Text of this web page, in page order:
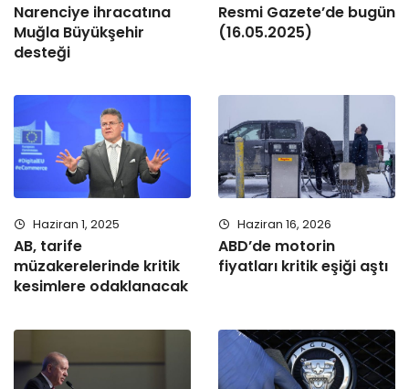
Narenciye ihracatına
Muğla Büyükşehir
desteği
Resmi Gazete’de bugün
(16.05.2025)
Haziran 1, 2025
AB, tarife
müzakerelerinde kritik
kesimlere odaklanacak
Haziran 16, 2026
ABD’de motorin
fiyatları kritik eşiği aştı